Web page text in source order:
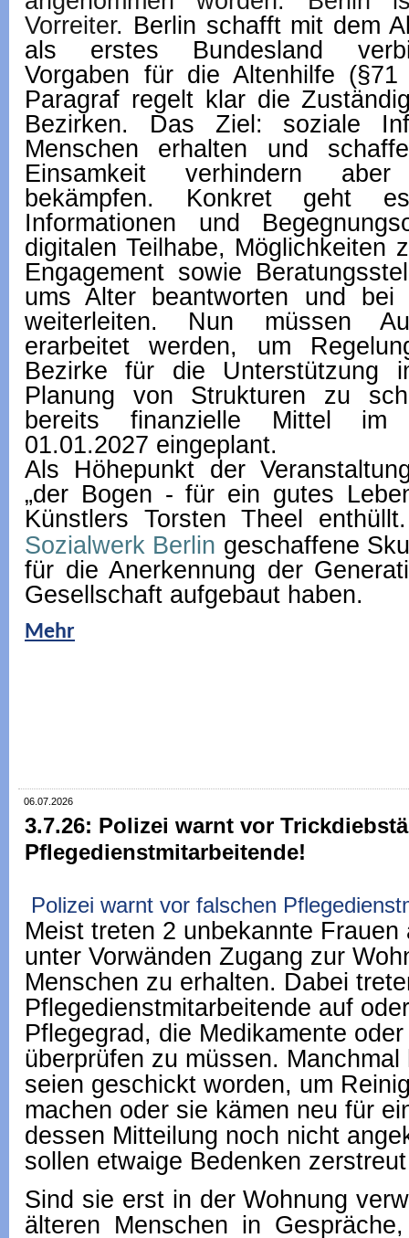
Vorreiter. Berlin schafft mit dem
als erstes Bundesland
Vorgaben für die Altenhilfe
Paragraf regelt klar die
Bezirken. Das Ziel: soziale
Menschen erhalten und
Einsamkeit verhindern
bekämpfen. Konkret geht
Informationen und
digitalen Teilhabe, Möglichkeiten
Engagement sowie
ums Alter beantworten und bei
weiterleiten. Nun müssen
erarbeitet werden, um
Bezirke für die Unterstützung
Planung von Strukturen zu
bereits finanzielle Mittel im
01.01.2027 eingeplant.
Als Höhepunkt der
„der Bogen - für ein gutes
Künstlers Torsten Theel
Sozialwerk Berlin geschaffene
für die Anerkennung der
Gesellschaft aufgebaut haben.
Mehr
06.07.2026
3.7.26: Polizei warnt vor
Pflegedienstmitarbeitende!
Polizei warnt vor falschen
Meist treten 2 unbekannte
unter Vorwänden Zugang zur
Menschen zu erhalten. Dabei
Pflegedienstmitarbeitende auf
Pflegegrad, die Medikamente
überprüfen zu müssen.
seien geschickt worden, um
machen oder sie kämen neu für
dessen Mitteilung noch nicht
sollen etwaige Bedenken
Sind sie erst in der Wohnung
älteren Menschen in